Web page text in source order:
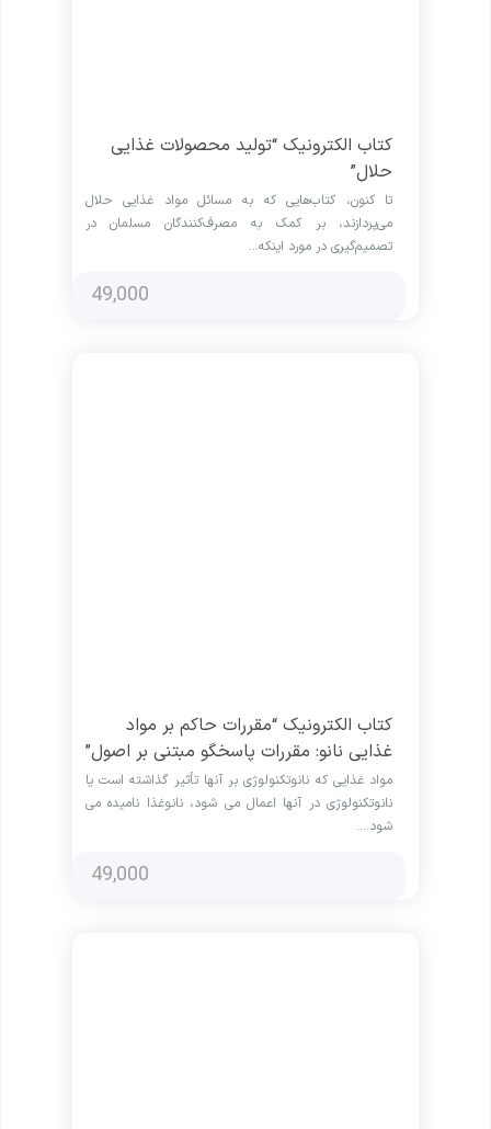
کتاب الکترونیک “تولید محصولات غذایی
حلال”
تا کنون، کتاب‌هایی که به مسائل مواد غذایی حلال
می‌پردازند، بر کمک به مصرف‌کنندگان مسلمان در
تصمیم‌گیری در مورد اینکه…
49,000
کتاب الکترونیک “مقررات حاکم بر مواد
غذایی نانو: مقررات پاسخگو مبتنی بر اصول”
مواد غذایی که نانوتکنولوژی بر آنها تأثیر گذاشته است یا
نانوتکنولوژی در آنها اعمال می شود، نانوغذا نامیده می
شود.…
49,000